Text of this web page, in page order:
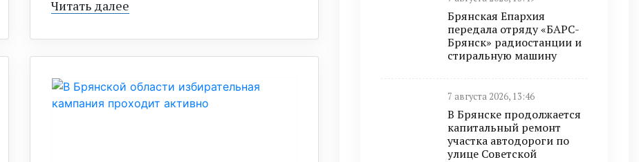
Читать далее
Брянская Епархия
передала отряду «БАРС-
Брянск» радиостанции и
стиральную машину
7 августа 2026, 13:46
В Брянске продолжается
капитальный ремонт
участка автодороги по
улице Советской